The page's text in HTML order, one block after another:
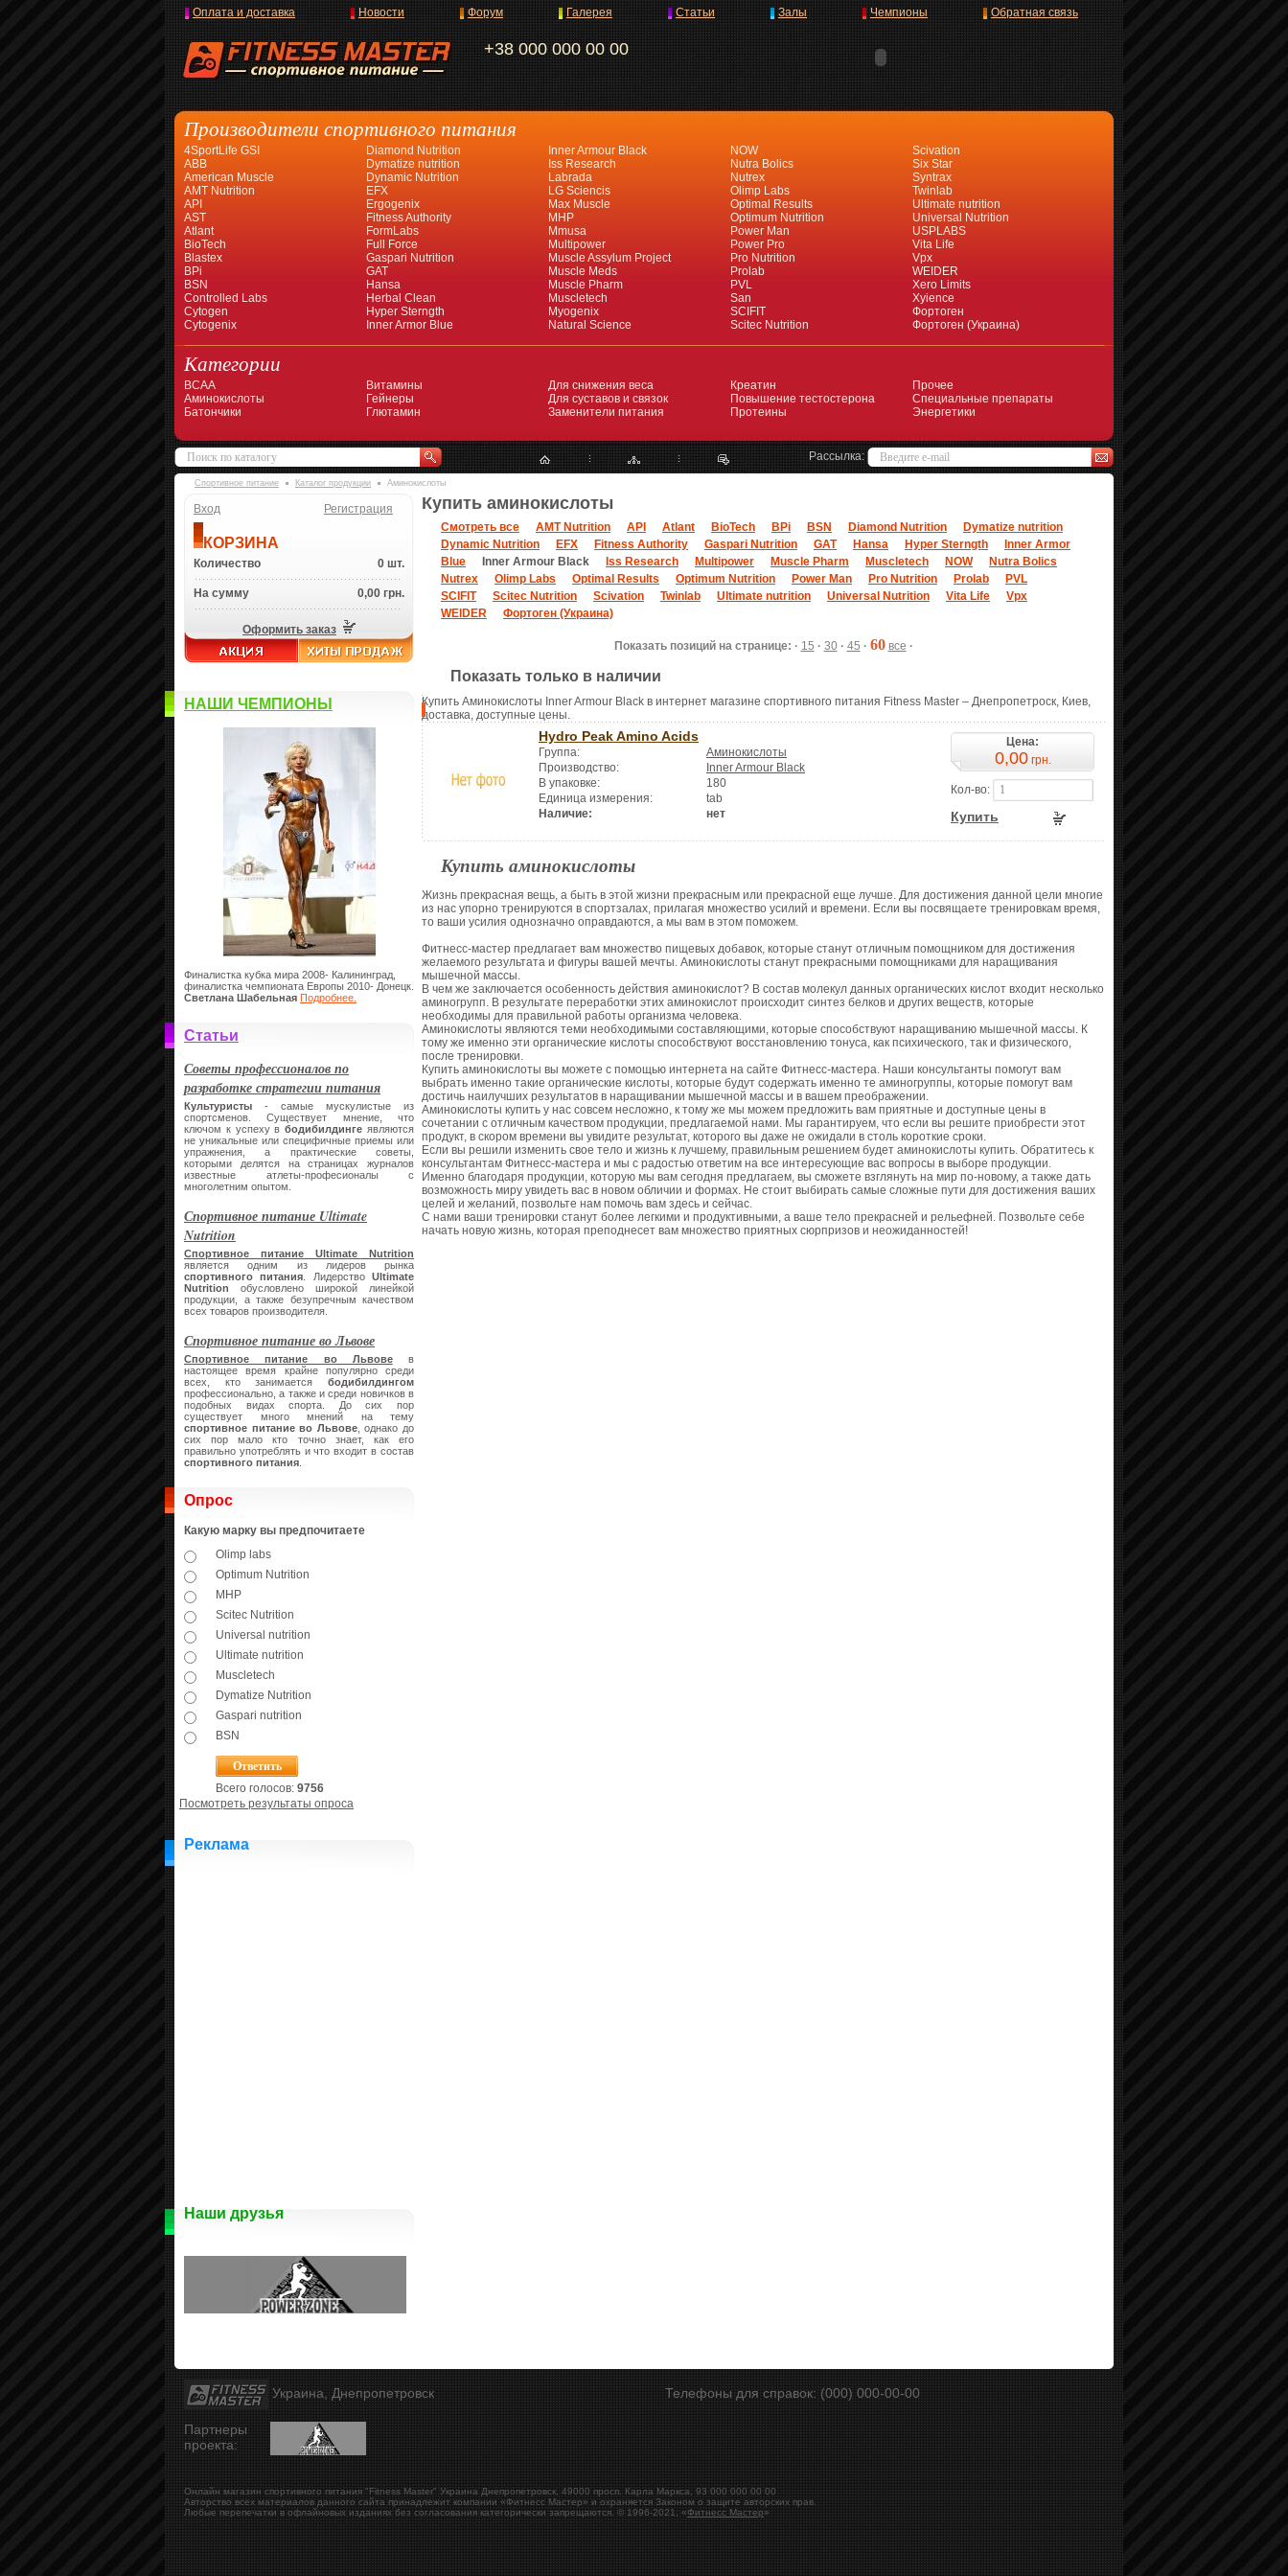
+38 000 000 00 00
Оплата и доставка Новости Форум Галерея Статьи Залы Чемпионы Обратная связь
Производители спортивного питания
4SportLife GSI
ABB
American Muscle
AMT Nutrition
API
AST
Atlant
BioTech
Blastex
BPi
BSN
Controlled Labs
Cytogen
Cytogenix
Diamond Nutrition
Dymatize nutrition
Dynamic Nutrition
EFX
Ergogenix
Fitness Authority
FormLabs
Full Force
Gaspari Nutrition
GAT
Hansa
Herbal Clean
Hyper Sterngth
Inner Armor Blue
Inner Armour Black
Iss Research
Labrada
LG Sciencis
Max Muscle
MHP
Mmusa
Multipower
Muscle Assylum Project
Muscle Meds
Muscle Pharm
Muscletech
Myogenix
Natural Science
NOW
Nutra Bolics
Nutrex
Olimp Labs
Optimal Results
Optimum Nutrition
Power Man
Power Pro
Pro Nutrition
Prolab
PVL
San
SCIFIT
Scitec Nutrition
Scivation
Six Star
Syntrax
Twinlab
Ultimate nutrition
Universal Nutrition
USPLABS
Vita Life
Vpx
WEIDER
Xero Limits
Xyience
Фортоген
Фортоген (Украина)
Категории
BCAA
Аминокислоты
Батончики
Витамины
Гейнеры
Глютамин
Для снижения веса
Для суставов и связок
Заменители питания
Креатин
Повышение тестостерона
Протеины
Прочее
Специальные препараты
Энергетики
Рассылка:
Спортивное питание Каталог продукции Аминокислоты
Вход Регистрация
КОРЗИНА
Количество 0 шт.
На сумму 0,00 грн.
Оформить заказ
НАШИ ЧЕМПИОНЫ
Финалистка кубка мира 2008- Калининград,
финалистка чемпионата Европы 2010- Донецк.
Светлана Шабельная Подробнее.
Статьи
Советы профессионалов по
разработке стратегии питания
Культуристы - самые мускулистые из
спортсменов. Существует мнение, что
ключом к успеху вбодибилдинге являются
не уникальные или специфичные приемы или
упражнения, а практические советы,
которыми делятся на страницах журналов
известные атлеты-професионалы с
многолетним опытом.
Спортивное питание Ultimate
Nutrition
Спортивное питание Ultimate Nutrition
является одним из лидеров рынка
спортивного питания . ЛидерствоUltimate
Nutrition обусловлено широкой линейкой
продукции, а также безупречным качеством
всех товаров производителя.
Спортивное питание во Львове
Спортивное питание во Львовев
настоящее время крайне популярно среди
всех, кто занимается бодибилдингом
профессионально, а также и среди новичков в
подобных видах спорта. До сих пор
существует много мнений на тему
спортивное питание во Львове, однако до
сих пор мало кто точно знает, как его
правильно употреблять и что входит в состав
спортивного питания
Опрос
Какую марку вы предпочитаете
Olimp labs
Optimum Nutrition
MHP
Scitec Nutrition
Universal nutrition
Ultimate nutrition
Muscletech
Dymatize Nutrition
Gaspari nutrition
BSN
Всего голосов: 9756
Посмотреть результаты опроса
Реклама
Наши друзья
Купить аминокислоты
Смотреть все AMT Nutrition API Atlant BioTech BPi BSN Diamond Nutrition
Dymatize nutrition
Dynamic Nutrition
EFX Fitness Authority Gaspari Nutrition GAT Hansa Hyper Sterngth
Inner Armor
Blue
Inner Armour Black Iss Research Multipower Muscle Pharm Muscletech NOW
Nutra Bolics
Nutrex
Olimp Labs Optimal Results Optimum Nutrition Power Man Pro Nutrition Prolab
PVL
SCIFIT
Scitec Nutrition Scivation Twinlab Ultimate nutrition Universal Nutrition Vita Life
Vpx
WEIDER
Фортоген (Украина)
Показать позиций на странице: · 15 · 30· 45 · 60 все ·
Показать только в наличии
Купить Аминокислоты Inner Armour Black в интернет магазине спортивного питания Fitness Master – Днепропетроск, Киев,
доставка, доступные цены.
Hydro Peak Amino Acids
Группа:
Аминокислоты
Производство:
Inner Armour Black
В упаковке:
180
Единица измерения:
tab
Наличие:
нет
Цена:
0,00грн.
Кол-во:
Купить
Купить аминокислоты
Жизнь прекрасная вещь, а быть в этой жизни прекрасным или прекрасной еще лучше. Для достижения данной цели многие
из нас упорно тренируются в спортзалах, прилагая множество усилий и времени. Если вы посвящаете тренировкам время,
то ваши усилия однозначно оправдаются, а мы вам в этом поможем.
Фитнесс-мастер предлагает вам множество пищевых добавок, которые станут отличным помощником для достижения
желаемого результата и фигуры вашей мечты. Аминокислоты станут прекрасными помощниками для наращивания
мышечной массы.
В чем же заключается особенность действия аминокислот? В состав молекул данных органических кислот входит несколько
аминогрупп. В результате переработки этих аминокислот происходит синтез белков и других веществ, которые
необходимы для правильной работы организма человека.
Аминокислоты являются теми необходимыми составляющими, которые способствуют наращиванию мышечной массы. К
тому же именно эти органические кислоты способствуют восстановлению тонуса, как психического, так и физического,
после тренировки.
Купить аминокислоты вы можете с помощью интернета на сайте Фитнесс-мастера. Наши консультанты помогут вам
выбрать именно такие органические кислоты, которые будут содержать именно те аминогруппы, которые помогут вам
достичь наилучших результатов в наращивании мышечной массы и в вашем преображении.
Аминокислоты купить у нас совсем несложно, к тому же мы можем предложить вам приятные и доступные цены в
сочетании с отличным качеством продукции, предлагаемой нами. Мы гарантируем, что если вы решите приобрести этот
продукт, в скором времени вы увидите результат, которого вы даже не ожидали в столь короткие сроки.
Если вы решили изменить свое тело и жизнь к лучшему, правильным решением будет аминокислоты купить. Обратитесь к
консультантам Фитнесс-мастера и мы с радостью ответим на все интересующие вас вопросы в выборе продукции.
Именно благодаря продукции, которую мы вам сегодня предлагаем, вы сможете взглянуть на мир по-новому, а также дать
возможность миру увидеть вас в новом обличии и формах. Не стоит выбирать самые сложные пути для достижения ваших
целей и желаний, позвольте нам помочь вам здесь и сейчас.
С нами ваши тренировки станут более легкими и продуктивными, а ваше тело прекрасней и рельефней. Позвольте себе
начать новую жизнь, которая преподнесет вам множество приятных сюрпризов и неожиданностей!
Украина, Днепропетровск Телефоны для справок: (000) 000-00-00
Партнеры
проекта:
Онлайн магазин спортивного питания "Fitness Master" Украина Днепропетровск, 49000 просп. Карла Маркса, 93 000 000 00 00
Авторство всех материалов данного сайта принадлежит компании «Фитнесс Мастер» и охраняется Законом о защите авторских прав.
Любые перепечатки в офлайновых изданиях без согласования категорически запрещаются. © 1996-2021, «Фитнесс Мастер»